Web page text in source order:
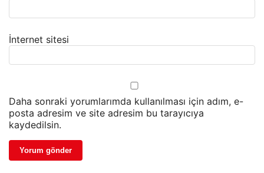
İnternet sitesi
Daha sonraki yorumlarımda kullanılması için adım, e-
posta adresim ve site adresim bu tarayıcıya
kaydedilsin.